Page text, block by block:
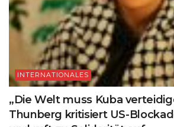
INTERNATIONALES
„Die Welt muss Kuba
Thunberg kritisiert US-